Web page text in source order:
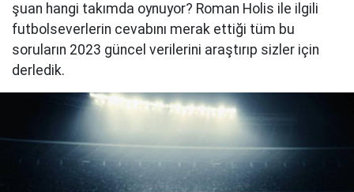
şuan hangi takımda oynuyor? Roman Holis ile ilgili
futbolseverlerin cevabını merak ettiği tüm bu
soruların 2023 güncel verilerini araştırıp sizler için
derledik.